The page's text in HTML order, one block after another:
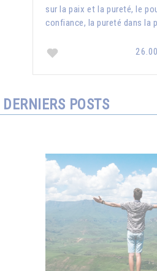
sur la paix et la pureté, le
confiance, la pureté dans la
DERNIERS POSTS